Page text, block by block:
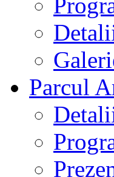
Parcul